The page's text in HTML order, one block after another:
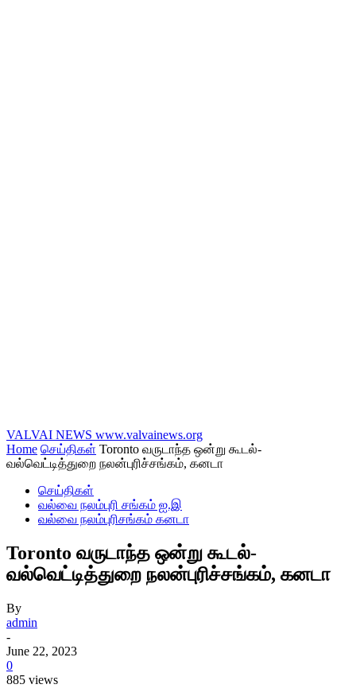
VALVAI NEWS www.valvainews.org
Home செய்திகள் Toronto வருடாந்த ஒன்று கூடல்-
வல்வெட்டித்துறை நலன்புரிச்சங்கம், கனடா
செய்திகள்
வல்வை நலம்புரி சங்கம் ஐ.இ
வல்வை நலம்புரிசங்கம் கனடா
Toronto வருடாந்த ஒன்று கூடல்-
வல்வெட்டித்துறை நலன்புரிச்சங்கம், கனடா
By
admin
-
June 22, 2023
0
885 views